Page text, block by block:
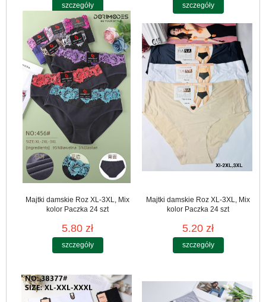
szczegóły szczegóły
Majtki damskie Roz XL-3XL, Mix
kolor Paczka 24 szt
5.80 zł
szczegóły
Majtki damskie Roz XL-3XL, Mix
kolor Paczka 24 szt
5.20 zł
szczegóły